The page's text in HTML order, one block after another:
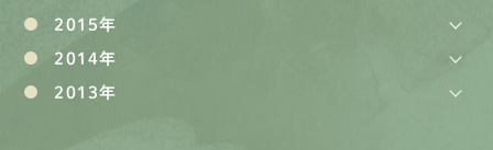
2015年
2014年
2013年